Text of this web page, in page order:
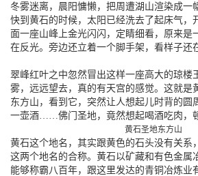
冬雾迷离，晨阳慵懒，把周遭湖山渲染成一
快到黄石的时候，太阳已经洗去了起床气，
面一座山峰上金光闪闪，定睛细看，原来是
在反光。旁边还立着一个脚手架，看样子还
翠峰红叶之中忽然冒出这样一座高大的琼楼
雾，远远望去，真的有天宫的感觉。这就
东方山，看到它，突然让人想起儿时背的圆
一壶酒……佛门圣地，竟然想起喝酒吃肉，
黄石圣地东方山
黄石这个地名，其实跟黄色的石头没有关系
这两个地名的合称。黄石以矿藏和有色金属
能够称霸八百年，跟这里发达的青铜冶炼业